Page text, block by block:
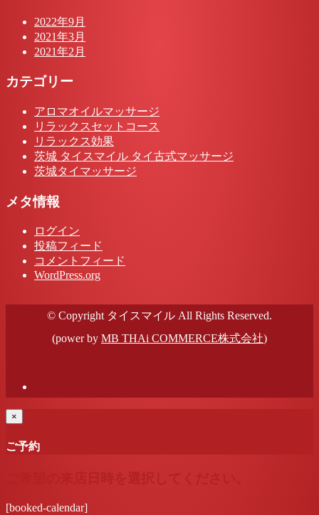
2022年9月
2021年3月
2021年2月
カテゴリー
アロマオイルマッサージ
リラックスセットコース
リラックス効果
茨城 タイスマイル タイ古式マッサージ
茨城タイマッサージ
メタ情報
ログイン
投稿フィード
コメントフィード
WordPress.org
© Copyright タイスマイル All Rights Reserved.
(power by MB THAi COMMERCE株式会社)
×
ご予約
[booked-calendar]